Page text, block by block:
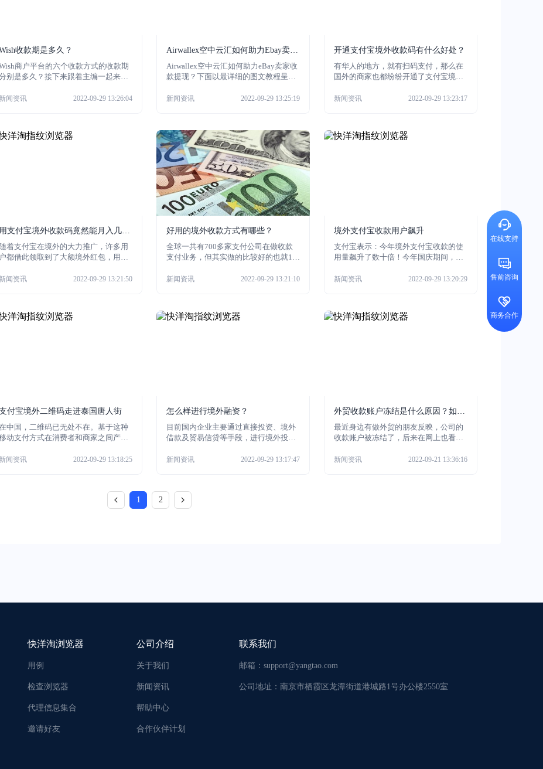
收款期是多久？
商户平台的六个收款方式的收款期
别是多久？接下来跟着主编一起来看
新闻资讯 2022-09-29 13:26:04
Airwallex空中云汇如何助力Ebay卖家
收款提现？
Airwallex空中云汇如何助力eBay卖家收
款提现？下面以最详细的图文教程呈现
新闻资讯 2022-09-29 13:25:19
开通支付宝境外收款码有什么好处？
有华人的地方，就有扫码支付，那么在
国外的商家也都纷纷开通了支付宝境外
有什么好处呢，跟着小编来看看吧。
新闻资讯 2022-09-29 13:23:17
用支付宝境外收款码竟然能月入几
？
随着支付宝在境外的大力推广，许多用
户都借此领取到了大额境外红包，用红
有境外收款码，还能用红包赚钱，真的
新闻资讯 2022-09-29 13:21:50
好用的境外收款方式有哪些？
全球一共有700多家支付公司在做收款
支付业务，但其实做的比较好的也就10
常用的支付方式，就类似于中国的支付
看看吧。
新闻资讯 2022-09-29 13:21:10
境外支付宝收款用户飙升
支付宝表示：今年境外支付宝收款的使
用量飙升了数十倍！今年国庆期间，英
圈、澳大利亚悉尼国际机场使用支付宝
新闻资讯 2022-09-29 13:20:29
付宝境外二维码走进泰国唐人街
中国，二维码已无处不在。基于这种
动支付方式在消费者和商家之间产生
买菜、买早餐时，你跟店主说已经扫码
很少见。但是现在，泰国汇商银行（SC
B）携手中国最大的第三方网上支付服
务供应商-支付宝（Alipay），共同发展
新闻资讯 2022-09-29 13:18:25
怎么样进行境外融资？
目前国内企业主要通过直接投资、境外
借款及贸易信贷等手段，进行境外投
外投资涉及的外汇融资规模也日益扩
融资、境外债务融资和境外上市等形式
进行外汇融资。
新闻资讯 2022-09-29 13:17:47
外贸收款账户冻结是什么原因？如何
规避风险？
最近身边有做外贸的朋友反映，公司的
收款账户被冻结了，后来在网上也看到
有很多外贸老板因为收了客户代付的
新闻资讯 2022-09-21 13:36:16
1 2
快洋淘浏览器
用例
检查浏览器
代理信息集合
邀请好友
公司介绍
关于我们
新闻资讯
帮助中心
合作伙伴计划
联系我们
邮箱： support@yangtao.com
公司地址： 南京市栖霞区龙潭街道港城路1号办公楼2550室
在线支持
售前咨询
商务合作